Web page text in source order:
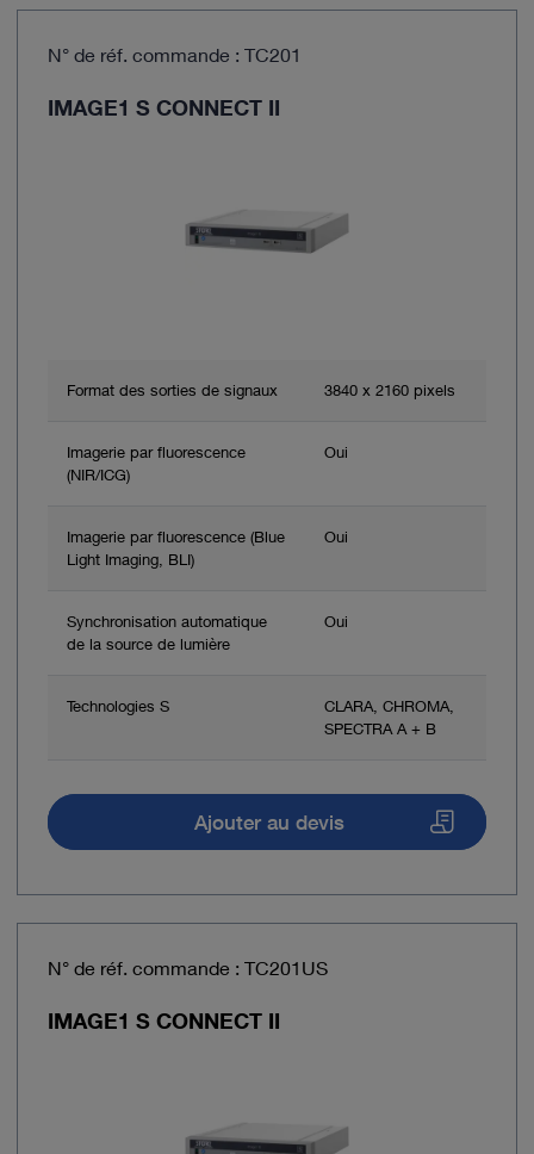
N° de réf. commande : TC201
IMAGE1 S CONNECT II
Format des sorties de signaux 3840 x 2160 pixels
Imagerie par fluorescence
(NIR/ICG)
Oui
Imagerie par fluorescence (Blue
Light Imaging, BLI)
Oui
Synchronisation automatique
de la source de lumière
Oui
Technologies S
CLARA, CHROMA,
SPECTRA A + B
Ajouter au devis
N° de réf. commande : TC201US
IMAGE1 S CONNECT II